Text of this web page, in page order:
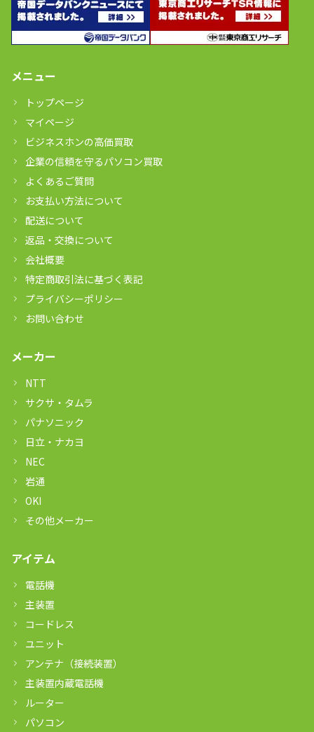
メニュー
トップページ
マイページ
ビジネスホンの高価買取
企業の信頼を守るパソコン買取
よくあるご質問
お支払い方法について
配送について
返品・交換について
会社概要
特定商取引法に基づく表記
プライバシーポリシー
お問い合わせ
メーカー
NTT
サクサ・タムラ
パナソニック
日立・ナカヨ
NEC
岩通
OKI
その他メーカー
アイテム
電話機
主装置
コードレス
ユニット
アンテナ（接続装置）
主装置内蔵電話機
ルーター
パソコン